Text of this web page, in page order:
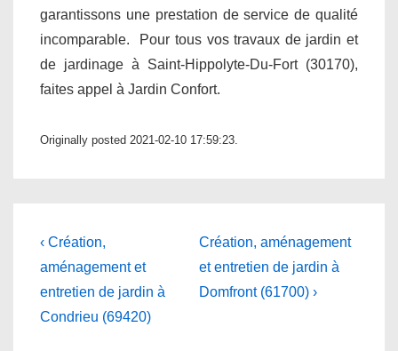
garantissons une prestation de service de qualité
incomparable. Pour tous vos travaux de jardin et
de jardinage à Saint-Hippolyte-Du-Fort (30170),
faites appel à Jardin Confort.
Originally posted 2021-02-10 17:59:23.
Navigation
de
l’article
Previous
Post
is
‹ Création,
aménagement et
entretien de jardin à
Condrieu (69420)
Next
Post
is
Création, aménagement
et entretien de jardin à
Domfront (61700) ›